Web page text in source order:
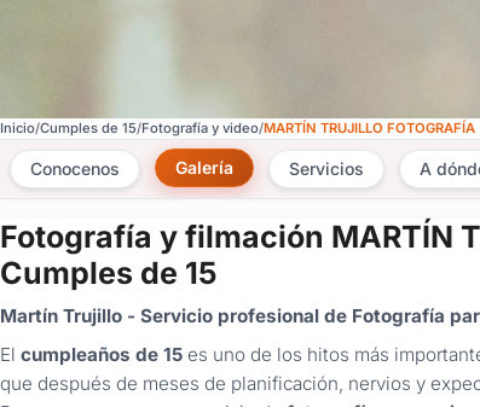
Inicio Cumples de 15 Fotografía y video MARTÍN TRUJILLO FOTOGRAFÍA
Conocenos Galería Servicios A
Fotografía y filmación MARTÍN
Cumples de 15
Martín Trujillo - Servicio profesional de Fotografía
El cumpleaños de 15 es uno de los hitos más
que después de meses de planificación, nervios y